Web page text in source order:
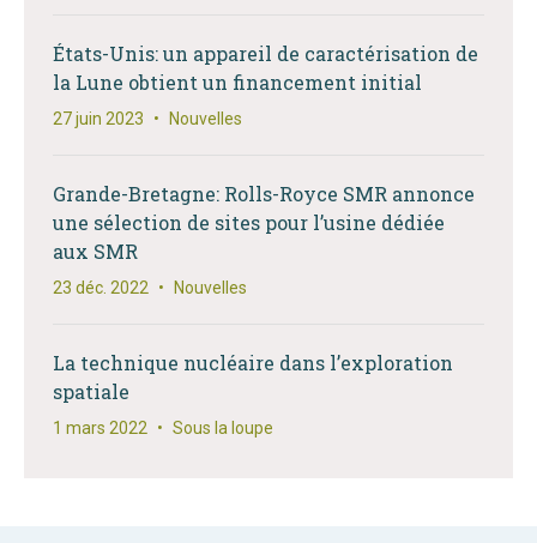
États-Unis: un appareil de caractérisation de
la Lune obtient un financement initial
27 juin 2023 • Nouvelles
Grande-Bretagne: Rolls-Royce SMR annonce
une sélection de sites pour l’usine dédiée
aux SMR
23 déc. 2022 • Nouvelles
La technique nucléaire dans l’exploration
spatiale
1 mars 2022 • Sous la loupe